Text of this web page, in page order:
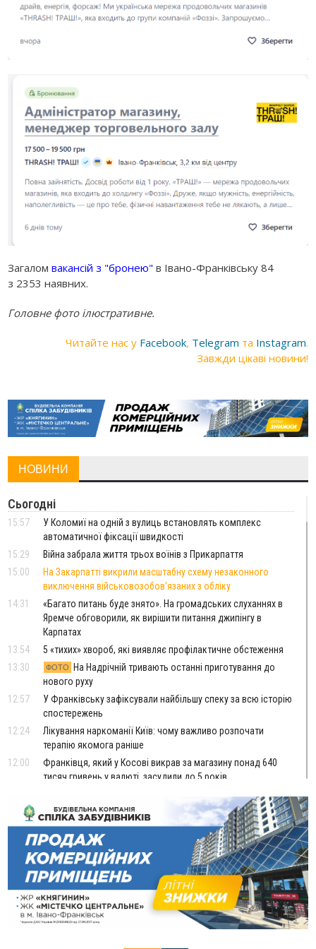
Загаломвакансій з "бронею" в Івано-Франківську 84
з 2353 наявних.
Головне фото ілюстративне.
Читайте нас у Facebook, Telegram та Instagram.
Завжди цікаві новини!
НОВИНИ
Сьогодні
15:57
У Коломиї на одній з вулиць встановлять комплекс
автоматичної фіксації швидкості
15:29
Війна забрала життя трьох воїнів з Прикарпаття
15:00
На Закарпатті викрили масштабну схему незаконного
виключення військовозобов’язаних з обліку
14:31
«Багато питань буде знято». На громадських слуханнях в
Яремче обговорили, як вирішити питання джипінгу в
Карпатах
13:54
5 «тихих» хвороб, які виявляє профілактичне обстеження
13:30
ФОТО
На Надрічній тривають останні приготування до
нового руху
12:57
У Франківську зафіксували найбільшу спеку за всю історію
спостережень
12:24
Лікування наркоманії Київ: чому важливо розпочати
терапію якомога раніше
12:00
Франківця, який у Косові викрав за магазину понад 640
тисяч гривень у валюті, засудили до 5 років
Податкова передасть в Міноборони для "Оберегу" дані про
чоловіків 18–60 років
11:20
Водійка, яку на Сухомлинського побив інший керманич,
відмовилася від обвинувачення — справу закрили
10:45
У Франківську, Коломиї, Долині та Яремче 6 серпня
зафіксували рекордну спеку
10:02
Змушував надсилати інтимні фото: на Прикарпатті
затримали підозрюваного у розбещенні малолітньої
09:22
АМКУ розпочав справу проти Гвіздецької селищної ради